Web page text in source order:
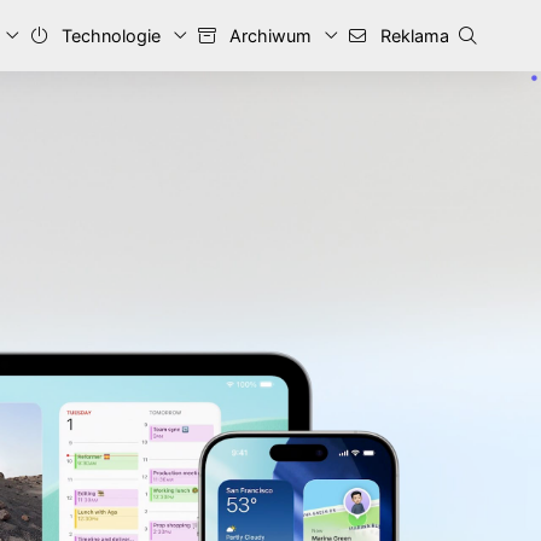
Technologie Archiwum Reklama